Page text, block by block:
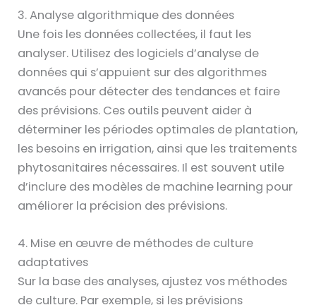
3. Analyse algorithmique des données
Une fois les données collectées, il faut les
analyser. Utilisez des logiciels d’analyse de
données qui s’appuient sur des algorithmes
avancés pour détecter des tendances et faire
des prévisions. Ces outils peuvent aider à
déterminer les périodes optimales de plantation,
les besoins en irrigation, ainsi que les traitements
phytosanitaires nécessaires. Il est souvent utile
d’inclure des modèles de machine learning pour
améliorer la précision des prévisions.
4. Mise en œuvre de méthodes de culture
adaptatives
Sur la base des analyses, ajustez vos méthodes
de culture. Par exemple, si les prévisions